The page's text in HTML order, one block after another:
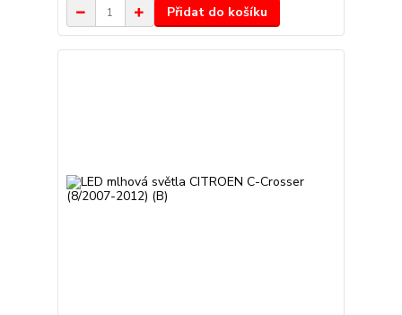
Přidat do košíku